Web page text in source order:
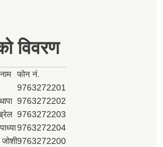
विवरण
फोन नं.
9763272201
9763272202
9763272203
9763272204
9763272200